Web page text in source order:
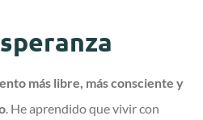
más libre, más consciente y
. He aprendido que vivir con